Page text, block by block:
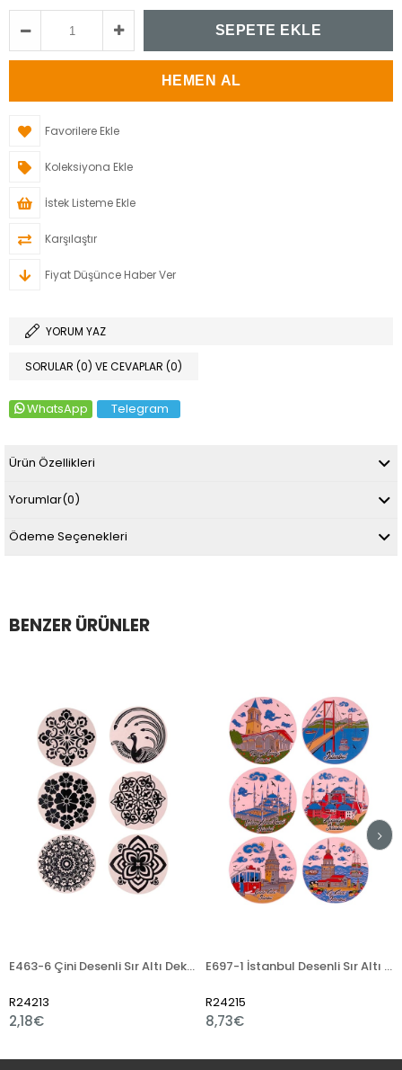
Favorilere Ekle
Koleksiyona Ekle
İstek Listeme Ekle
Karşılaştır
Fiyat Düşünce Haber Ver
YORUM YAZ
SORULAR (0) VE CEVAPLAR (0)
WhatsApp Telegram
Ürün Özellikleri
Yorumlar(0)
Ödeme Seçenekleri
BENZER ÜRÜNLER
E463-6 Çini Desenli Sır Altı Dekal 8 cm
R24213
2,18€
E697-1 İstanbul Desenli Sır Altı Dekal 15 cm
R24215
8,73€